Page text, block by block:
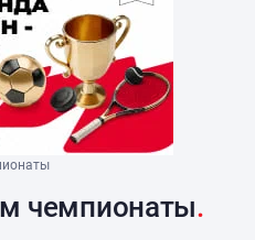
чемпионаты